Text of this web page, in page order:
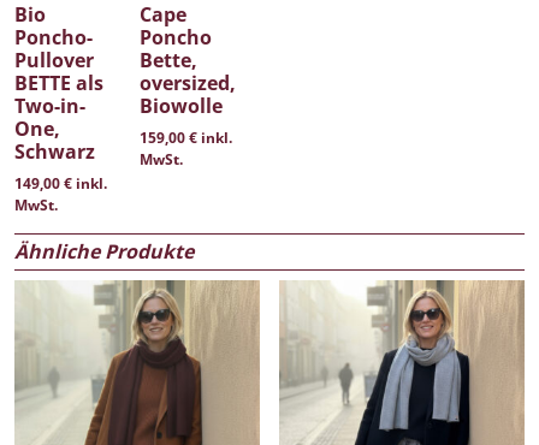
Bio
Poncho-
Pullover
BETTE als
Two-in-
One,
Schwarz
149,00€ inkl.
MwSt.
Cape
Poncho
Bette,
oversized,
Biowolle
159,00€ inkl.
MwSt.
Ähnliche Produkte